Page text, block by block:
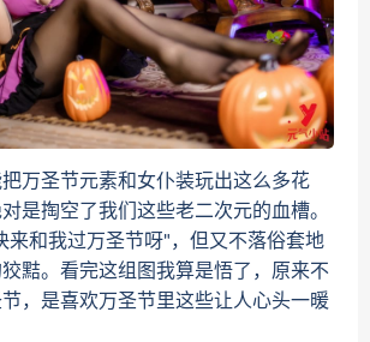
圣节元素和女仆装玩出这么多花
是掏空了我们这些老二次元的血槽。
来和我过万圣节呀"，但又不落俗套地
黠。看完这组图我算是悟了，原来不
，是喜欢万圣节里这些让人心头一暖